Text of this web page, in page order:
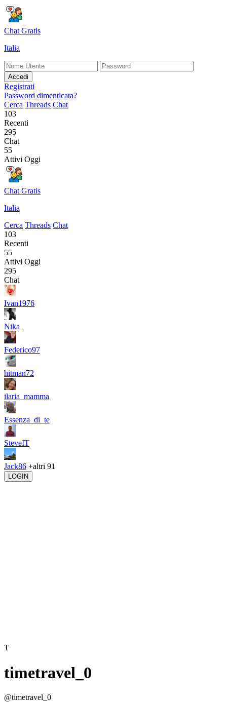
Chat Gratis
Italia
Accedi
Registrati
Password dimenticata?
Cerca Threads Chat
103
Recenti
295
Chat
55
Attivi Oggi
Chat Gratis
Italia
Cerca Threads Chat
103
Recenti
55
Attivi Oggi
295
Chat
Ivan1976
Nika_
Federico97
hitman72
ilaria_mamma
Essenza_di_te
SteveIT
Jack86 +altri 91
LOGIN
T
timetravel_0
@timetravel_0